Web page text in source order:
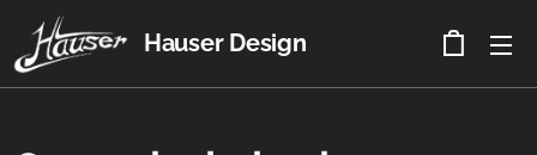
Hauser Design